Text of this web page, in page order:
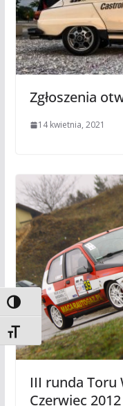
Toggle High Contrast
Toggle Font size
Zgłoszenia
14 kwietnia, 2021
III runda Toru
Czerwiec 2012